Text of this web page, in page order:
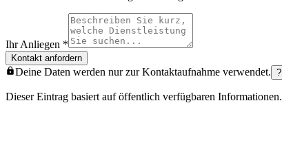
Ihr Anliegen *
Kontakt anfordern
Deine Daten werden nur zur Kontaktaufnahme verwendet. ?
Dieser Eintrag basiert auf öffentlich verfügbaren Informationen.